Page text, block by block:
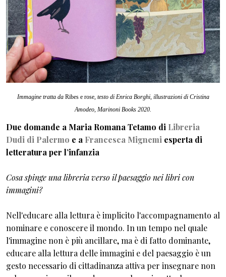
Immagine tratta daRibes e rose, testo di Enrica Borghi, illustrazioni di Cristina
Amodeo, Marinoni Books 2020.
Due domande a Maria Romana Tetamo di Libreria
Dudi di Palermo e a Francesca Mignemi esperta di
letteratura per l’infanzia
Cosa spinge una libreria verso il paesaggio nei libri con
immagini?
Nell'educare alla lettura è implicito l'accompagnamento al
nominare e conoscere il mondo. In un tempo nel quale
l'immagine non è più ancillare, ma è di fatto dominante,
educare alla lettura delle immagini e del paesaggio è un
gesto necessario di cittadinanza attiva per insegnare non